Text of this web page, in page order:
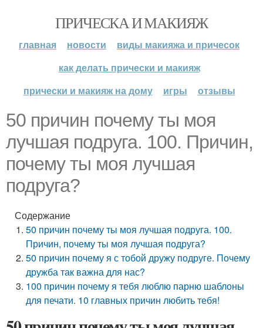
ПРИЧЕСКА И МАКИЯЖ
главная новости
виды макияжа и причесок
как делать прически и макияж
прически и макияж на дому
игры отзывы
50 причин почему ты моя
лучшая подруга. 100. Причин,
почему ты моя лучшая
подруга?
Содержание
50 причин почему ты моя лучшая подруга. 100.
Причин, почему ты моя лучшая подруга?
50 причин почему я с тобой дружу подруге. Почему
дружба так важна для нас?
100 причин почему я тебя люблю парню шаблоны
для печати. 10 главных причин любить тебя!